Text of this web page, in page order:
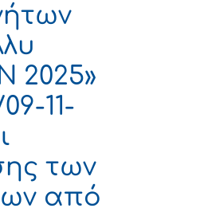
2025»
11-
των
από